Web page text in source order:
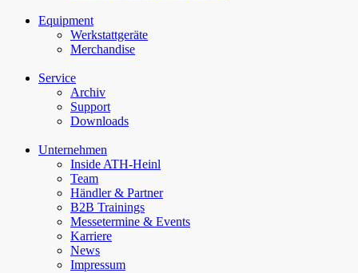
Equipment
Werkstattgeräte
Merchandise
Service
Archiv
Support
Downloads
Unternehmen
Inside ATH-Heinl
Team
Händler & Partner
B2B Trainings
Messetermine & Events
Karriere
News
Impressum